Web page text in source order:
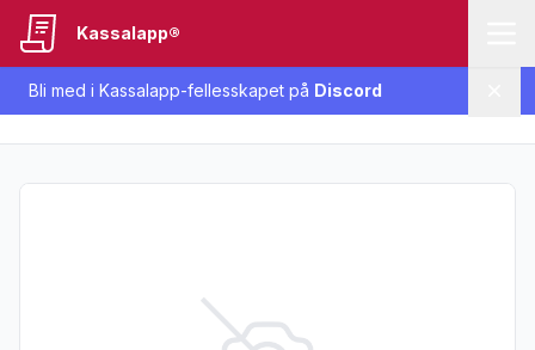
Bli med i Kassalapp-fellesskapet på Discord
Kassalapp®